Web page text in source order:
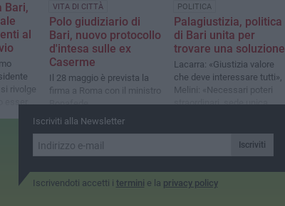
Bari,
al
rivolge
essere
VITA DI CITTÀ
Polo giudiziario di
Bari, nuovo protocollo
d'intesa sulle ex
Caserme
Il 28 maggio è prevista la
firma a Roma con il ministro
Bonafede
POLITICA
Palagiustizia, politica
di Bari unita per
trovare una soluzione
Lacarra: «Giustizia valore
che deve interessare tutti»,
Melini: «Necessari poteri
straordinari, sede unica,
Iscriviti alla Newsletter
Iscriviti
Iscrivendoti accetti i termini e la privacy policy